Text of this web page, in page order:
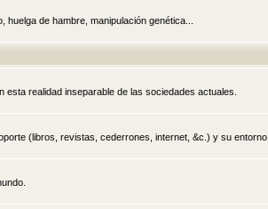
de hambre, manipulación genética...
realidad inseparable de las sociedades actuales.
(libros, revistas, cederrones, internet, &c.) y su entorno.